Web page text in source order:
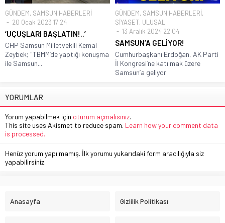
GÜNDEM, SAMSUN HABERLERİ
20 Ocak 2023 17:24
‘UÇUŞLARI BAŞLATIN!..’
CHP Samsun Milletvekili Kemal
Zeybek; "TBMM’de yaptığı konuşma
ile Samsun...
GÜNDEM, SAMSUN HABERLERİ,
SİYASET, ULUSAL
13 Aralık 2024 22:04
SAMSUN’A GELİYOR!
Cumhurbaşkanı Erdoğan, AK Parti
İl Kongresi’ne katılmak üzere
Samsun’a geliyor
YORUMLAR
Yorum yapabilmek için oturum açmalısınız.
This site uses Akismet to reduce spam. Learn how your comment data
is processed.
Henüz yorum yapılmamış. İlk yorumu yukarıdaki form aracılığıyla siz
yapabilirsiniz.
Anasayfa Gizlilik Politikası